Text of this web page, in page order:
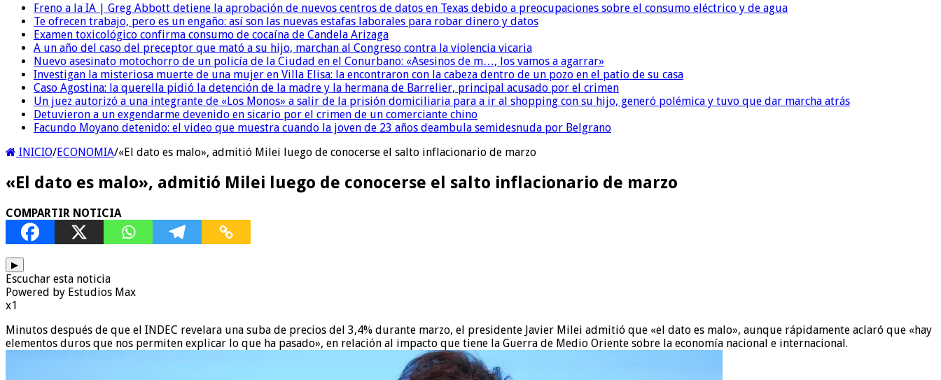
Freno a la IA | Greg Abbott detiene la aprobación de nuevos centros de datos en Texas debido a preocupaciones sobre el consumo eléctrico y de agua
Te ofrecen trabajo, pero es un engaño: así son las nuevas estafas laborales para robar dinero y datos
Examen toxicológico confirma consumo de cocaína de Candela Arizaga
A un año del caso del preceptor que mató a su hijo, marchan al Congreso contra la violencia vicaria
Nuevo asesinato motochorro de un policía de la Ciudad en el Conurbano: «Asesinos de m…, los vamos a agarrar»
Investigan la misteriosa muerte de una mujer en Villa Elisa: la encontraron con la cabeza dentro de un pozo en el patio de su casa
Caso Agostina: la querella pidió la detención de la madre y la hermana de Barrelier, principal acusado por el crimen
Un juez autorizó a una integrante de «Los Monos» a salir de la prisión domiciliaria para a ir al shopping con su hijo, generó polémica y tuvo que dar marcha atrás
Detuvieron a un exgendarme devenido en sicario por el crimen de un comerciante chino
Facundo Moyano detenido: el video que muestra cuando la joven de 23 años deambula semidesnuda por Belgrano
INICIO/ECONOMIA/«El dato es malo», admitió Milei luego de conocerse el salto inflacionario de marzo
«El dato es malo», admitió Milei luego de conocerse el salto inflacionario de marzo
COMPARTIR NOTICIA
▶
Escuchar esta noticia
Powered by Estudios Max
x1
Minutos después de que el INDEC revelara una suba de precios del 3,4% durante marzo, el presidente Javier Milei admitió que «el dato es malo», aunque rápidamente aclaró que «hay
elementos duros que nos permiten explicar lo que ha pasado», en relación al impacto que tiene la Guerra de Medio Oriente sobre la economía nacional e internacional.